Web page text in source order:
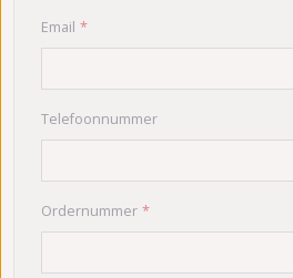
Email
Telefoonnummer
Ordernummer